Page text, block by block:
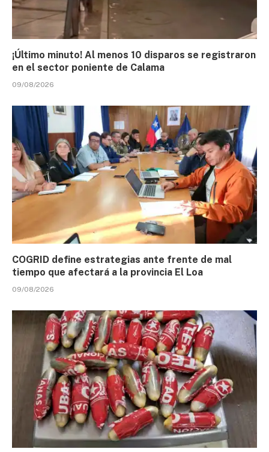
¡Último minuto! Al menos 10 disparos se registraron
en el sector poniente de Calama
09/08/2026
COGRID define estrategias ante frente de mal
tiempo que afectará a la provincia El Loa
09/08/2026